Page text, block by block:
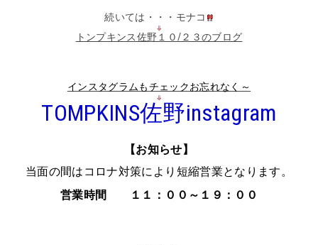
続いては・・・モナコ
トンプキンス佐野１０/２３のブログ
インスタグラムもチェックお忘れなく～
TOMPKINS佐野instagram
【お知らせ】
当面の間はコロナ対策により短縮営業となります。
営業時間 １１：００～１９：００